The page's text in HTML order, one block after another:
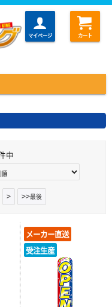
マイページ カート
中
> >>最後
メーカー直送
受注生産